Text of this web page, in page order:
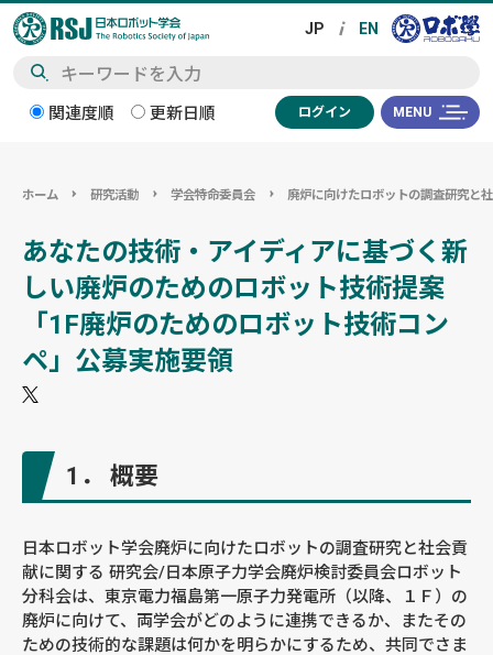
関連度順 更新日順 ログイン MENU
ホーム 研究活動 学会特命委員会 廃炉に向けたロボットの調査研究と
あなたの技術・アイディアに基づく新
しい廃炉のためのロボット技術提案
「1F廃炉のためのロボット技術コン
ペ」公募実施要領
1． 概要
日本ロボット学会廃炉に向けたロボットの調査研究と社会貢
献に関する 研究会/日本原子力学会廃炉検討委員会ロボット
分科会は、東京電力福島第一原子力発電所（以降、１Ｆ）の
廃炉に向けて、両学会がどのように連携できるか、またその
ための技術的な課題は何かを明らかにするため、共同でさま